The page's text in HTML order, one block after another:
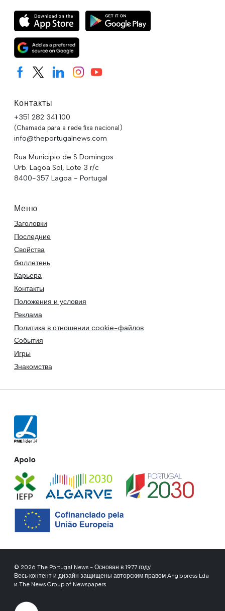
Контакты
+351 282 341 100
(Chamada para a rede fixa nacional)
info@theportugalnews.com
Rua Municipio de S Domingos
Urb. Lagoa Sol, Lote 3 r/c
8400-357 Lagoa - Portugal
Меню
Заголовки
Последние
Свойства
бюллетень
Карьера
Контакты
Положения и условия
Реклама
Политика в отношении cookie-файлов
События
Игры
Знакомства
Apoio
© 2026 The Portugal News - Основан в 1977 году
Весь контент и дизайн защищены авторским правом Anglopress Lda
и The News Group of Newspapers.